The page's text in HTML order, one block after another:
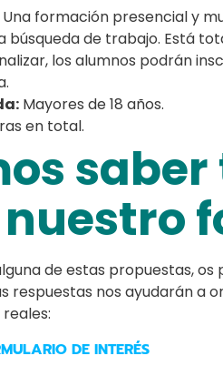
Una formación presencial y
búsqueda de trabajo. Está
los alumnos podrán
Mayores de 18 años.
en total.
nuestro
de estas propuestas,
respuestas nos ayudarán a
DE INTERÉS